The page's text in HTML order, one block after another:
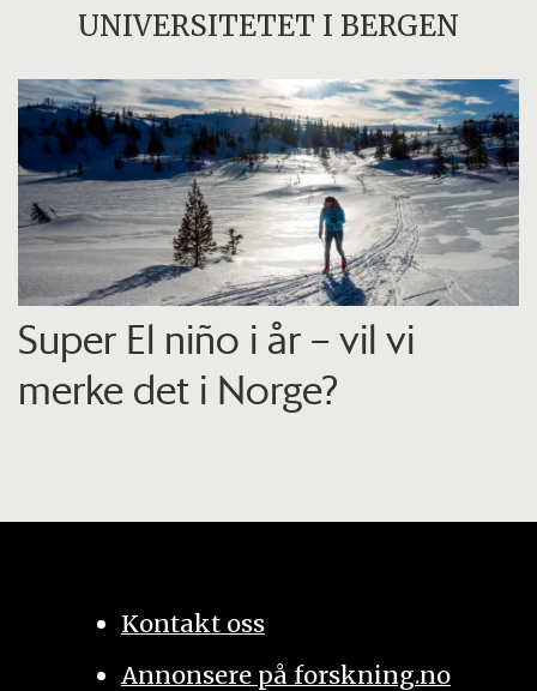
UNIVERSITETET I BERGEN
Super El niño i år – vil vi
merke det i Norge?
Kontakt oss
Annonsere på forskning.no